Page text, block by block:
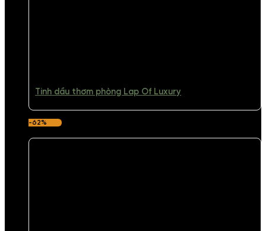
Tinh dầu thơm phòng Lap Of Luxury
-62%